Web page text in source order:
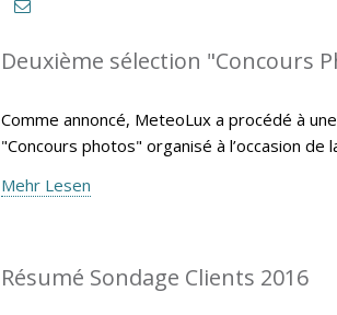
Deuxième sélection "Concours
Comme annoncé, MeteoLux a procédé à
"Concours photos" organisé à l’occasion
Mehr Lesen
Résumé Sondage Clients 2016